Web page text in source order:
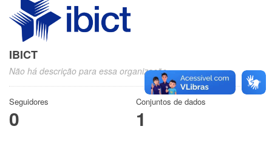
IBICT
Não há descrição para essa organização
Seguidores
0
Conjuntos de dados
1